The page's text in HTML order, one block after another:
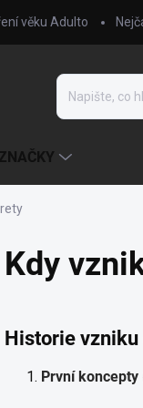
věku Adulto
ZNAČKY
Kdy
Historie
První koncepty